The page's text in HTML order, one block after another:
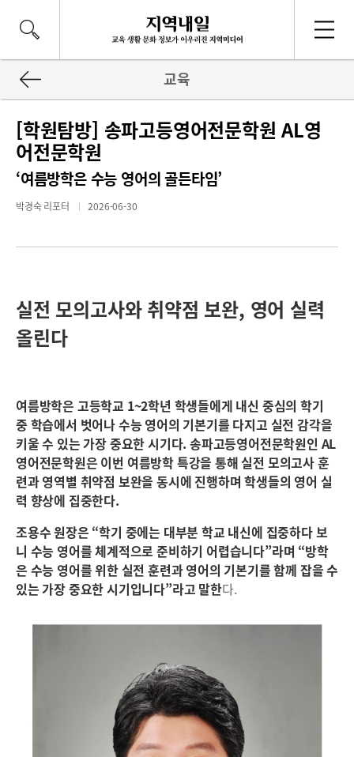
교육
[학원탐방] 송파고등영어전문학원 AL영
어전문학원
‘여름방학은 수능 영어의 골든타임’
박경숙 리포터 2026-06-30
실전 모의고사와 취약점 보완, 영어 실력
올린다
여름방학은 고등학교 1~2학년 학생들에게 내신 중심의 학기
중 학습에서 벗어나 수능 영어의 기본기를 다지고 실전 감각을
키울 수 있는 가장 중요한 시기다. 송파고등영어전문학원인 AL
영어전문학원은 이번 여름방학 특강을 통해 실전 모의고사 훈
련과 영역별 취약점 보완을 동시에 진행하며 학생들의 영어 실
력 향상에 집중한다.
조용수 원장은 “학기 중에는 대부분 학교 내신에 집중하다 보
니 수능 영어를 체계적으로 준비하기 어렵습니다”라며 “방학
은 수능 영어를 위한 실전 훈련과 영어의 기본기를 함께 잡을 수
있는 가장 중요한 시기입니다”라고 말한다.